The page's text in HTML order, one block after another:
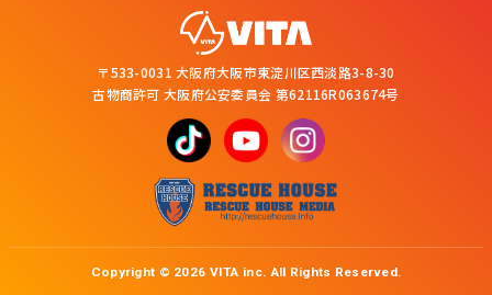
〒533-0031 大阪府大阪市東淀川区西淡路3-8-30
古物商許可 大阪府公安委員会 第62116R063674号
Copyright © 2026 VITA inc. All Rights Reserved.